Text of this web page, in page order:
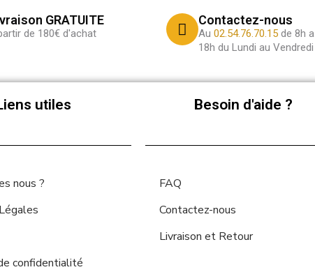
GRATUITE
de 180€ d'achat
Contactez-nous
Au 02.54.76.70.15 de 8h a
18h du Lundi au Vendredi
utiles
nous ?
confidentialité
Besoin d'aide ?
FAQ
Contactez-nous
Livraison et Retour